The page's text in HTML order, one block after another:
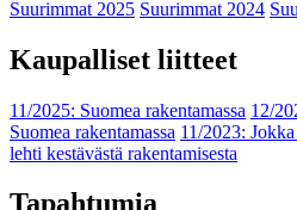
Suurimmat 2025 Suurimmat 2024
Kaupalliset liitteet
11/2025: Suomea rakentamassa 12/
Suomea rakentamassa 11/2023:
lehti kestävästä rakentamisesta
Tapahtumia